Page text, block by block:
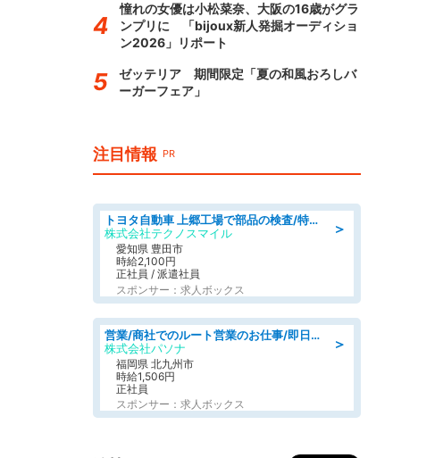
憧れの女優は小松菜奈、大阪の16歳がグラ
ンプリに 「bijoux新人発掘オーディショ
ン2026」リポート
ゼッテリア 期間限定「夏の和風おろしバ
ーガーフェア」
注目情報 PR
＞
トヨタ自動車 上郷工場で部品の検査/特典168万/tutumi
株式会社テクノスマイル
愛知県 豊田市
時給2,100円
正社員 / 派遣社員
スポンサー：求人ボックス
＞
営業/商社でのルート営業のお仕事/即日勤務可/車通勤可/営業
株式会社パソナ
福岡県 北九州市
時給1,506円
正社員
スポンサー：求人ボックス